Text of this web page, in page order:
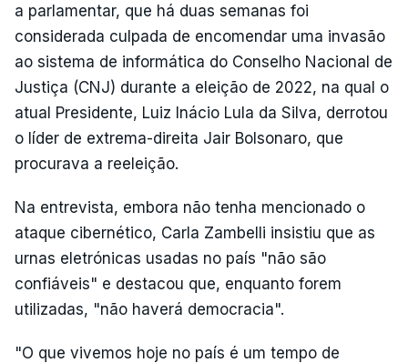
a parlamentar, que há duas semanas foi
considerada culpada de encomendar uma invasão
ao sistema de informática do Conselho Nacional de
Justiça (CNJ) durante a eleição de 2022, na qual o
atual Presidente, Luiz Inácio Lula da Silva, derrotou
o líder de extrema-direita Jair Bolsonaro, que
procurava a reeleição.
Na entrevista, embora não tenha mencionado o
ataque cibernético, Carla Zambelli insistiu que as
urnas eletrónicas usadas no país "não são
confiáveis" e destacou que, enquanto forem
utilizadas, "não haverá democracia".
"O que vivemos hoje no país é um tempo de